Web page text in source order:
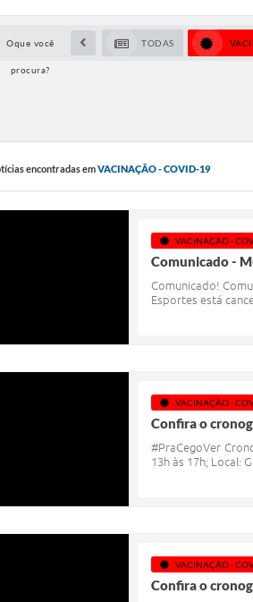
Oque você
procura?
TODAS
encontradas emVACINAÇÃO - COVID-19
VACINAÇÃO -
Comunicado -
Comunicado!
Esportes está
VACINAÇÃO -
Confira o
#PraCegoVer
13h às 17h; Local:
VACINAÇÃO -
Confira o